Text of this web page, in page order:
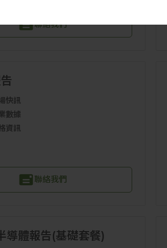
聯絡我們
快訊
數據
資訊
聯絡我們
導體報告(基礎套餐)